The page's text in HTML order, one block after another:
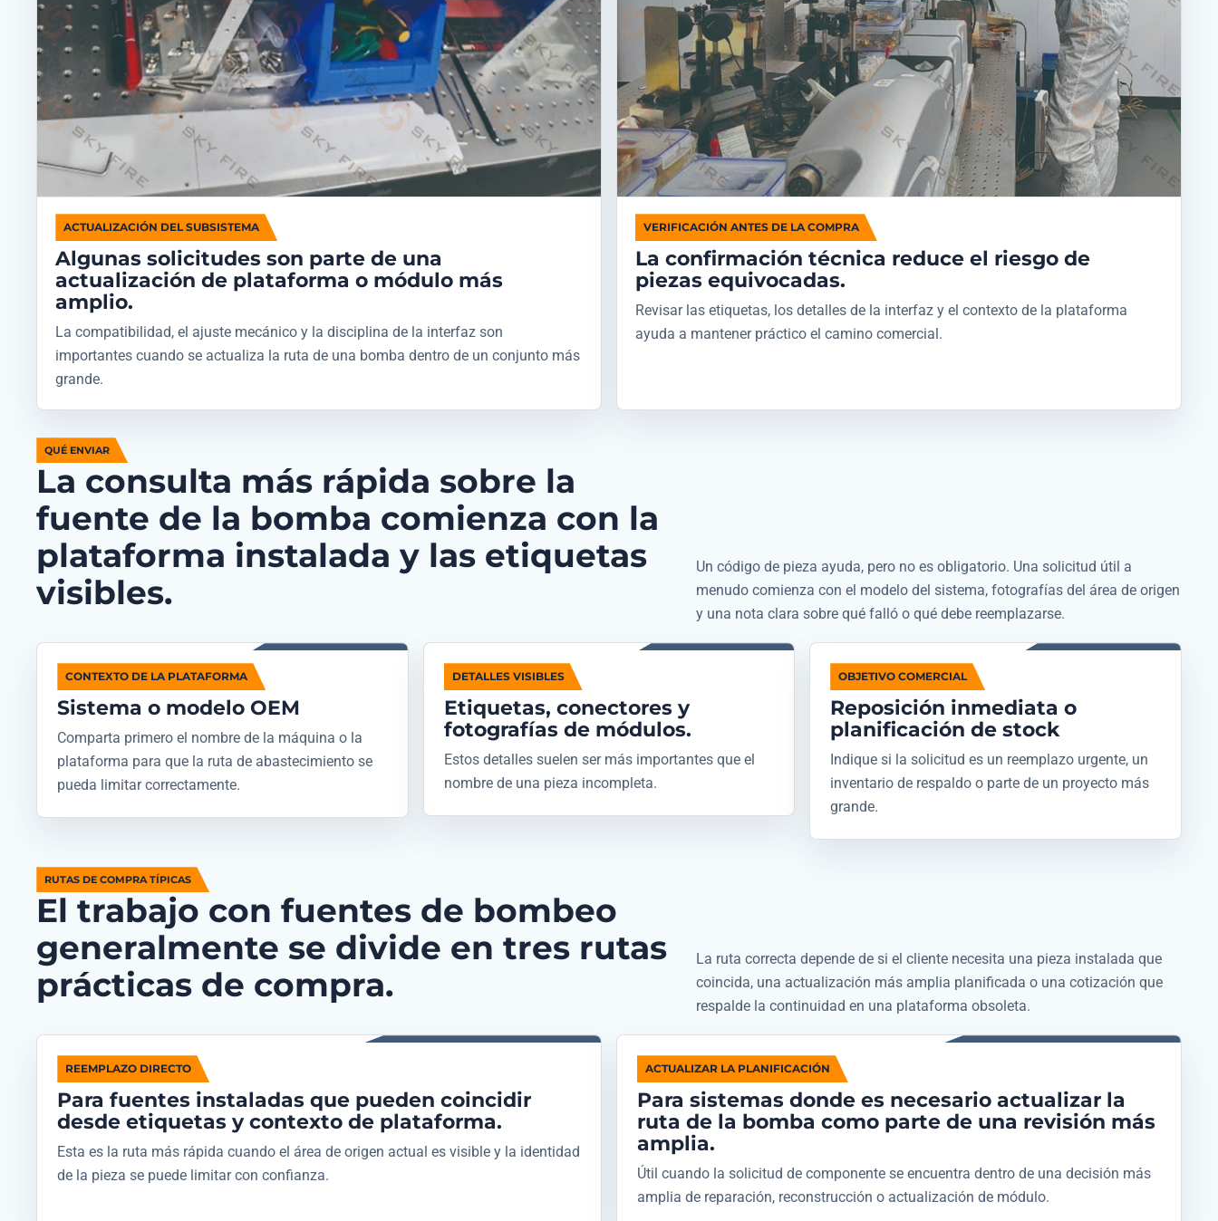
ACTUALIZACIÓN DEL SUBSISTEMA
Algunas solicitudes son parte de una
actualización de plataforma o módulo más
amplio.
La compatibilidad, el ajuste mecánico y la disciplina de la interfaz son
importantes cuando se actualiza la ruta de una bomba dentro de un conjunto más
grande.
VERIFICACIÓN ANTES DE LA COMPRA
La confirmación técnica reduce el riesgo de
piezas equivocadas.
Revisar las etiquetas, los detalles de la interfaz y el contexto de la plataforma
ayuda a mantener práctico el camino comercial.
QUÉ ENVIAR
La consulta más rápida sobre la
fuente de la bomba comienza con la
plataforma instalada y las etiquetas
visibles.
Un código de pieza ayuda, pero no es obligatorio. Una solicitud útil a
menudo comienza con el modelo del sistema, fotografías del área de origen
y una nota clara sobre qué falló o qué debe reemplazarse.
CONTEXTO DE LA PLATAFORMA
Sistema o modelo OEM
Comparta primero el nombre de la máquina o la
plataforma para que la ruta de abastecimiento se
pueda limitar correctamente.
DETALLES VISIBLES
Etiquetas, conectores y
fotografías de módulos.
Estos detalles suelen ser más importantes que el
nombre de una pieza incompleta.
OBJETIVO COMERCIAL
Reposición inmediata o
planificación de stock
Indique si la solicitud es un reemplazo urgente, un
inventario de respaldo o parte de un proyecto más
grande.
RUTAS DE COMPRA TÍPICAS
El trabajo con fuentes de bombeo
generalmente se divide en tres rutas
prácticas de compra.
La ruta correcta depende de si el cliente necesita una pieza instalada que
coincida, una actualización más amplia planificada o una cotización que
respalde la continuidad en una plataforma obsoleta.
REEMPLAZO DIRECTO
Para fuentes instaladas que pueden coincidir
desde etiquetas y contexto de plataforma.
Esta es la ruta más rápida cuando el área de origen actual es visible y la identidad
de la pieza se puede limitar con confianza.
ACTUALIZAR LA PLANIFICACIÓN
Para sistemas donde es necesario actualizar la
ruta de la bomba como parte de una revisión más
amplia.
Útil cuando la solicitud de componente se encuentra dentro de una decisión más
amplia de reparación, reconstrucción o actualización de módulo.